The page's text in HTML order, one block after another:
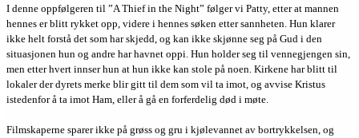
I denne oppfølgeren til ”A Thief in the Night” følger vi Patty, etter at mannen
hennes er blitt rykket opp, videre i hennes søken etter sannheten. Hun klarer
ikke helt forstå det som har skjedd, og kan ikke skjønne seg på Gud i den
situasjonen hun og andre har havnet oppi. Hun holder seg til vennegjengen sin,
men etter hvert innser hun at hun ikke kan stole på noen. Kirkene har blitt til
lokaler der dyrets merke blir gitt til dem som vil ta imot, og avvise Kristus
istedenfor å ta imot Ham, eller å gå en forferdelig død i møte.
Filmskaperne sparer ikke på grøss og gru i kjølevannet av bortrykkelsen, og